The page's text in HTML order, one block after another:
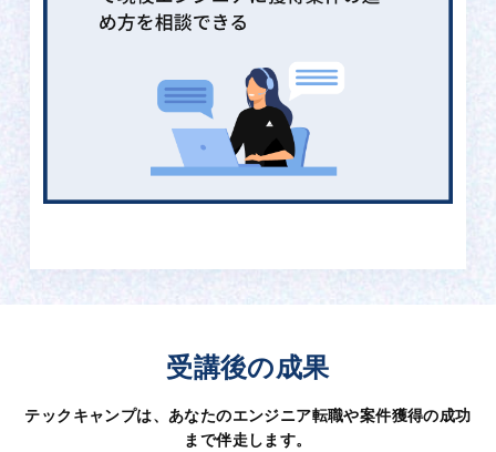
受講後の成果
テックキャンプは、あなたのエンジニア転職や案件獲得の成功
まで伴走します。